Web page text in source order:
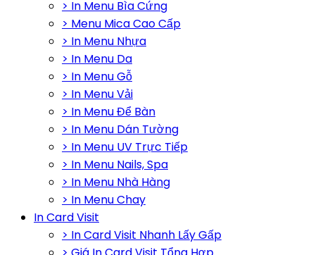
> In Menu Bìa Cứng
> Menu Mica Cao Cấp
> In Menu Nhựa
> In Menu Da
> In Menu Gỗ
> In Menu Vải
> In Menu Để Bàn
> In Menu Dán Tường
> In Menu UV Trực Tiếp
> In Menu Nails, Spa
> In Menu Nhà Hàng
> In Menu Chay
In Card Visit
> In Card Visit Nhanh Lấy Gấp